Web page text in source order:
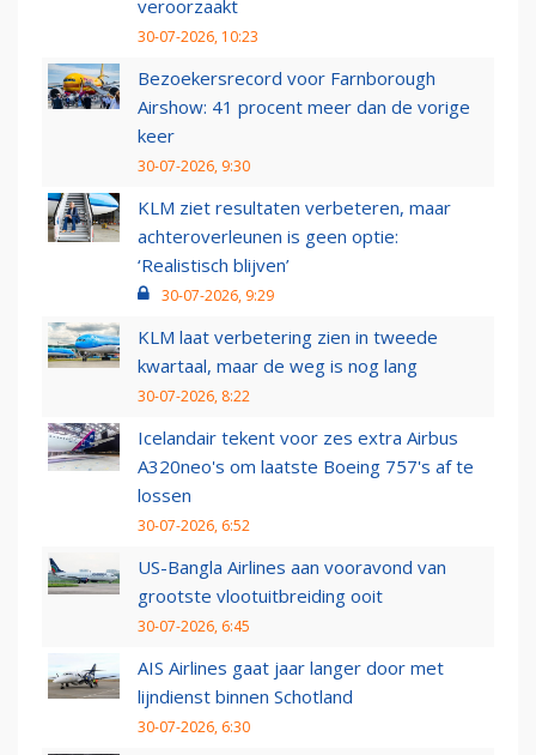
veroorzaakt
30-07-2026, 10:23
Bezoekersrecord voor Farnborough
Airshow: 41 procent meer dan de vorige
keer
30-07-2026, 9:30
KLM ziet resultaten verbeteren, maar
achteroverleunen is geen optie:
‘Realistisch blijven’
30-07-2026, 9:29
KLM laat verbetering zien in tweede
kwartaal, maar de weg is nog lang
30-07-2026, 8:22
Icelandair tekent voor zes extra Airbus
A320neo's om laatste Boeing 757's af te
lossen
30-07-2026, 6:52
US-Bangla Airlines aan vooravond van
grootste vlootuitbreiding ooit
30-07-2026, 6:45
AIS Airlines gaat jaar langer door met
lijndienst binnen Schotland
30-07-2026, 6:30